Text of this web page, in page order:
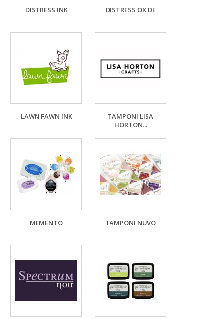
DISTRESS INK DISTRESS OXIDE
LAWN FAWN INK
TAMPONI LISA
HORTON...
MEMENTO TAMPONI NUVO